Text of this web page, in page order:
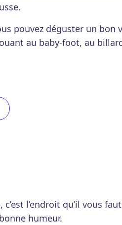
pouvez déguster un bon
au baby-foot, au
c’est l’endroit qu’il vous
humeur.